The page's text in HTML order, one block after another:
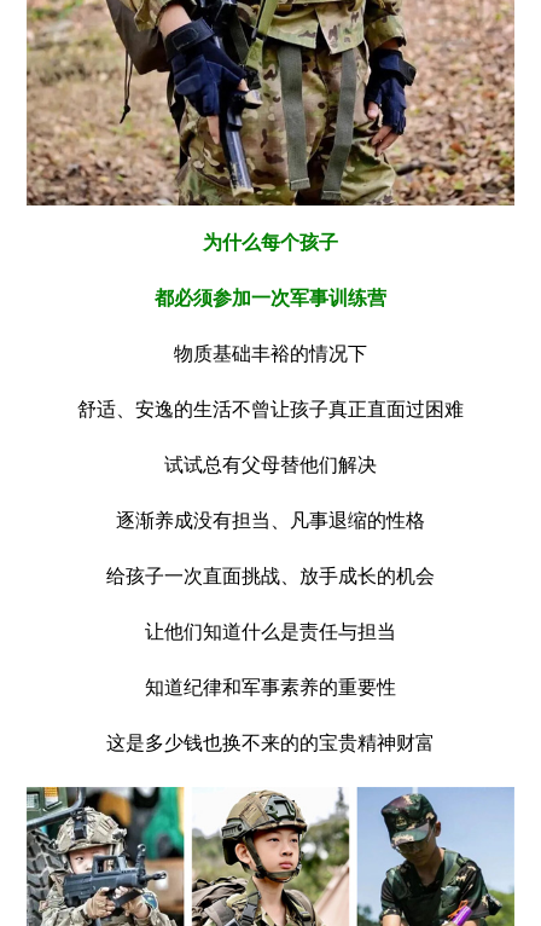
为什么每个孩子
都必须参加一次军事训练营
物质基础丰裕的情况下
舒适、安逸的生活不曾让孩子真正直面过困难
试试总有父母替他们解决
逐渐养成没有担当、凡事退缩的性格
给孩子一次直面挑战、放手成长的机会
让他们知道什么是责任与担当
知道纪律和军事素养的重要性
这是多少钱也换不来的的宝贵精神财富